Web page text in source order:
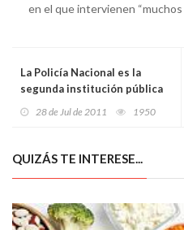
en el que intervienen
La Policía Nacional es la
segunda institución pública
28 de Jul de 2011 1950
QUIZÁS TE INTERESE...